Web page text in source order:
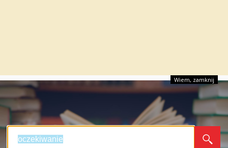
Wiem, zamknij